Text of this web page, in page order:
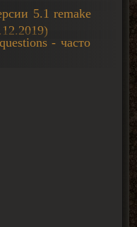
5.1 remake
- часто